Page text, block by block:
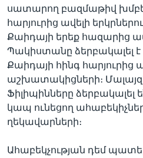
սատարող բազմաթիվ
հարյուրից ավելի
Քաիդայի երեք հազարից
Պակիստանը ձերբակալել է
Քաիդայի հինգ հարյուրից
աշխատակիցների։
Ֆիլիպինները ձերբակալել
կապ ունեցող
ղեկավարների։
Ահաբեկչության դեմ